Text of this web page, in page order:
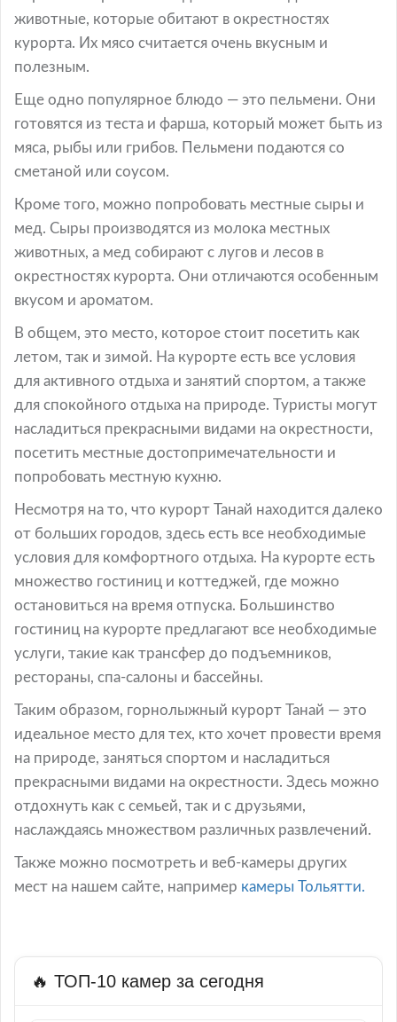
животные, которые обитают в окрестностях
курорта. Их мясо считается очень вкусным и
полезным.
Еще одно популярное блюдо — это пельмени. Они
готовятся из теста и фарша, который может быть из
мяса, рыбы или грибов. Пельмени подаются со
сметаной или соусом.
Кроме того, можно попробовать местные сыры и
мед. Сыры производятся из молока местных
животных, а мед собирают с лугов и лесов в
окрестностях курорта. Они отличаются особенным
вкусом и ароматом.
В общем, это место, которое стоит посетить как
летом, так и зимой. На курорте есть все условия
для активного отдыха и занятий спортом, а также
для спокойного отдыха на природе. Туристы могут
насладиться прекрасными видами на окрестности,
посетить местные достопримечательности и
попробовать местную кухню.
Несмотря на то, что курорт Танай находится далеко
от больших городов, здесь есть все необходимые
условия для комфортного отдыха. На курорте есть
множество гостиниц и коттеджей, где можно
остановиться на время отпуска. Большинство
гостиниц на курорте предлагают все необходимые
услуги, такие как трансфер до подъемников,
рестораны, спа-салоны и бассейны.
Таким образом, горнолыжный курорт Танай — это
идеальное место для тех, кто хочет провести время
на природе, заняться спортом и насладиться
прекрасными видами на окрестности. Здесь можно
отдохнуть как с семьей, так и с друзьями,
наслаждаясь множеством различных развлечений.
Также можно посмотреть и веб-камеры других
мест на нашем сайте, например камеры Тольятти.
🔥 ТОП-10 камер за сегодня